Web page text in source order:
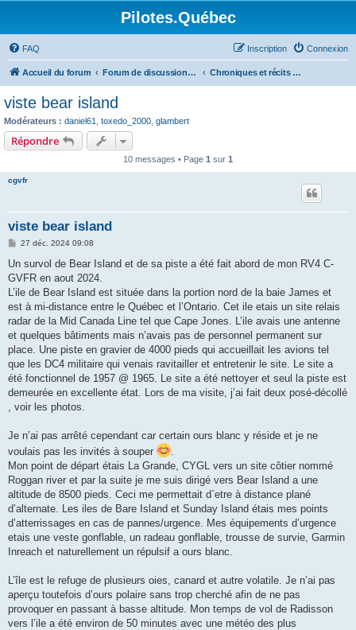
Pilotes.Québec
FAQ Connexion
Inscription
Accueil du forum Forum de discussions sur l'aviation générale Chroniques et récits de voyage
viste bear island
Modérateurs : daniel61 toxedo_2000 glambert
Répondre
10 messages • Page 1 sur 1
cgvfr
viste bear island
M
s
a
g
27 déc. 2024 09:08
Un survol de Bear Island et de sa piste a été fait abord de mon RV4 C-
GVFR en aout 2024.
L’ile de Bear Island est située dans la portion nord de la baie James et
est à mi-distance entre le Québec et l’Ontario. Cet ile etais un site relais
radar de la Mid Canada Line tel que Cape Jones. L’ile avais une antenne
et quelques bâtiments mais n’avais pas de personnel permanent sur
place. Une piste en gravier de 4000 pieds qui accueillait les avions tel
que les DC4 militaire qui venais ravitailler et entretenir le site. Le site a
été fonctionnel de 1957 @ 1965. Le site a été nettoyer et seul la piste est
demeurée en excellente état. Lors de ma visite, j’ai fait deux posé-décollé
, voir les photos.
Je n’ai pas arrêté cependant car certain ours blanc y réside et je ne
voulais pas les invités à souper
Mon point de départ étais La Grande, CYGL vers un site côtier nommé
Roggan river et par la suite je me suis dirigé vers Bear Island a une
altitude de 8500 pieds. Ceci me permettait d`etre à distance plané
d’alternate. Les iles de Bare Island et Sunday Island étais mes points
d’atterrissages en cas de pannes/urgence. Mes équipements d’urgence
etais une veste gonflable, un radeau gonflable, trousse de survie, Garmin
Inreach et naturellement un répulsif a ours blanc.
L’île est le refuge de plusieurs oies, canard et autre volatile. Je n’ai pas
aperçu toutefois d’ours polaire sans trop cherché afin de ne pas
provoquer en passant à basse altitude. Mon temps de vol de Radisson
vers l’ile a été environ de 50 minutes avec une météo des plus